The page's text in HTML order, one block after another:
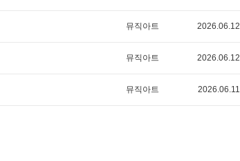
뮤직아트 2026.06.12
뮤직아트 2026.06.12
뮤직아트 2026.06.11